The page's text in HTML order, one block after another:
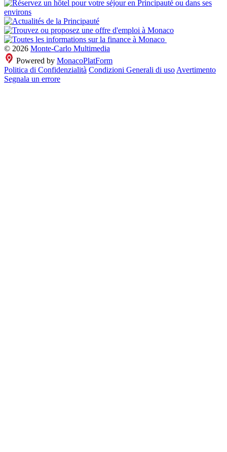
© 2026 Monte-Carlo Multimedia
Powered by MonacoPlatForm
Politica di Confidenzialità Condizioni Generali di uso Avertimento
Segnala un errore